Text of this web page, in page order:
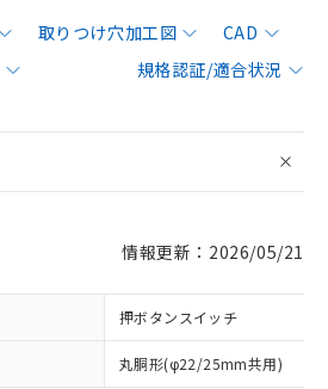
取りつけ穴加工図
CAD
規格認証/適合状況
情報更新：2026/05/21
押ボタンスイッチ
丸胴形(φ22/25mm共用)